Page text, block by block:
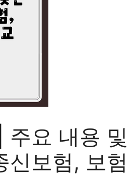
주요 내용 및
신보험, 보험